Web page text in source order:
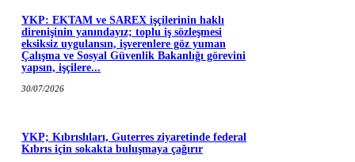
YKP: EKTAM ve SAREX işçilerinin haklı
direnişinin yanındayız; toplu iş sözleşmesi
eksiksiz uygulansın, işverenlere göz yuman
Çalışma ve Sosyal Güvenlik Bakanlığı görevini
yapsın, işçilere...
30/07/2026
YKP; Kıbrıslıları, Guterres ziyaretinde federal
Kıbrıs için sokakta buluşmaya çağırır